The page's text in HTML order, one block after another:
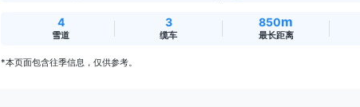
4
雪道
3
缆车
850m
最长距离
*本页面包含往季信息，仅供参考。